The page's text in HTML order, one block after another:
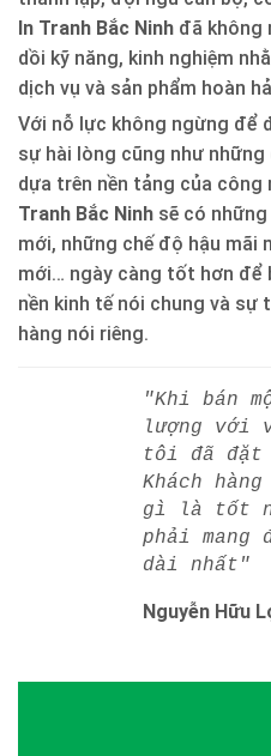
In Tranh Bắc Ninh đã không
dồi kỹ năng, kinh nghiệm
dịch vụ và sản phẩm hoàn
Với nỗ lực không ngừng để
sự hài lòng cũng như
dựa trên nền tảng của công
Tranh Bắc Ninh sẽ có
mới, những chế độ hậu mãi
mới… ngày càng tốt hơn để
nền kinh tế nói chung và sự
hàng nói riêng.
"Khi bán
lượng với
tôi đã đặt
Khách
gì là tốt
phải mang
dài nhất"
Nguyễn Hữu